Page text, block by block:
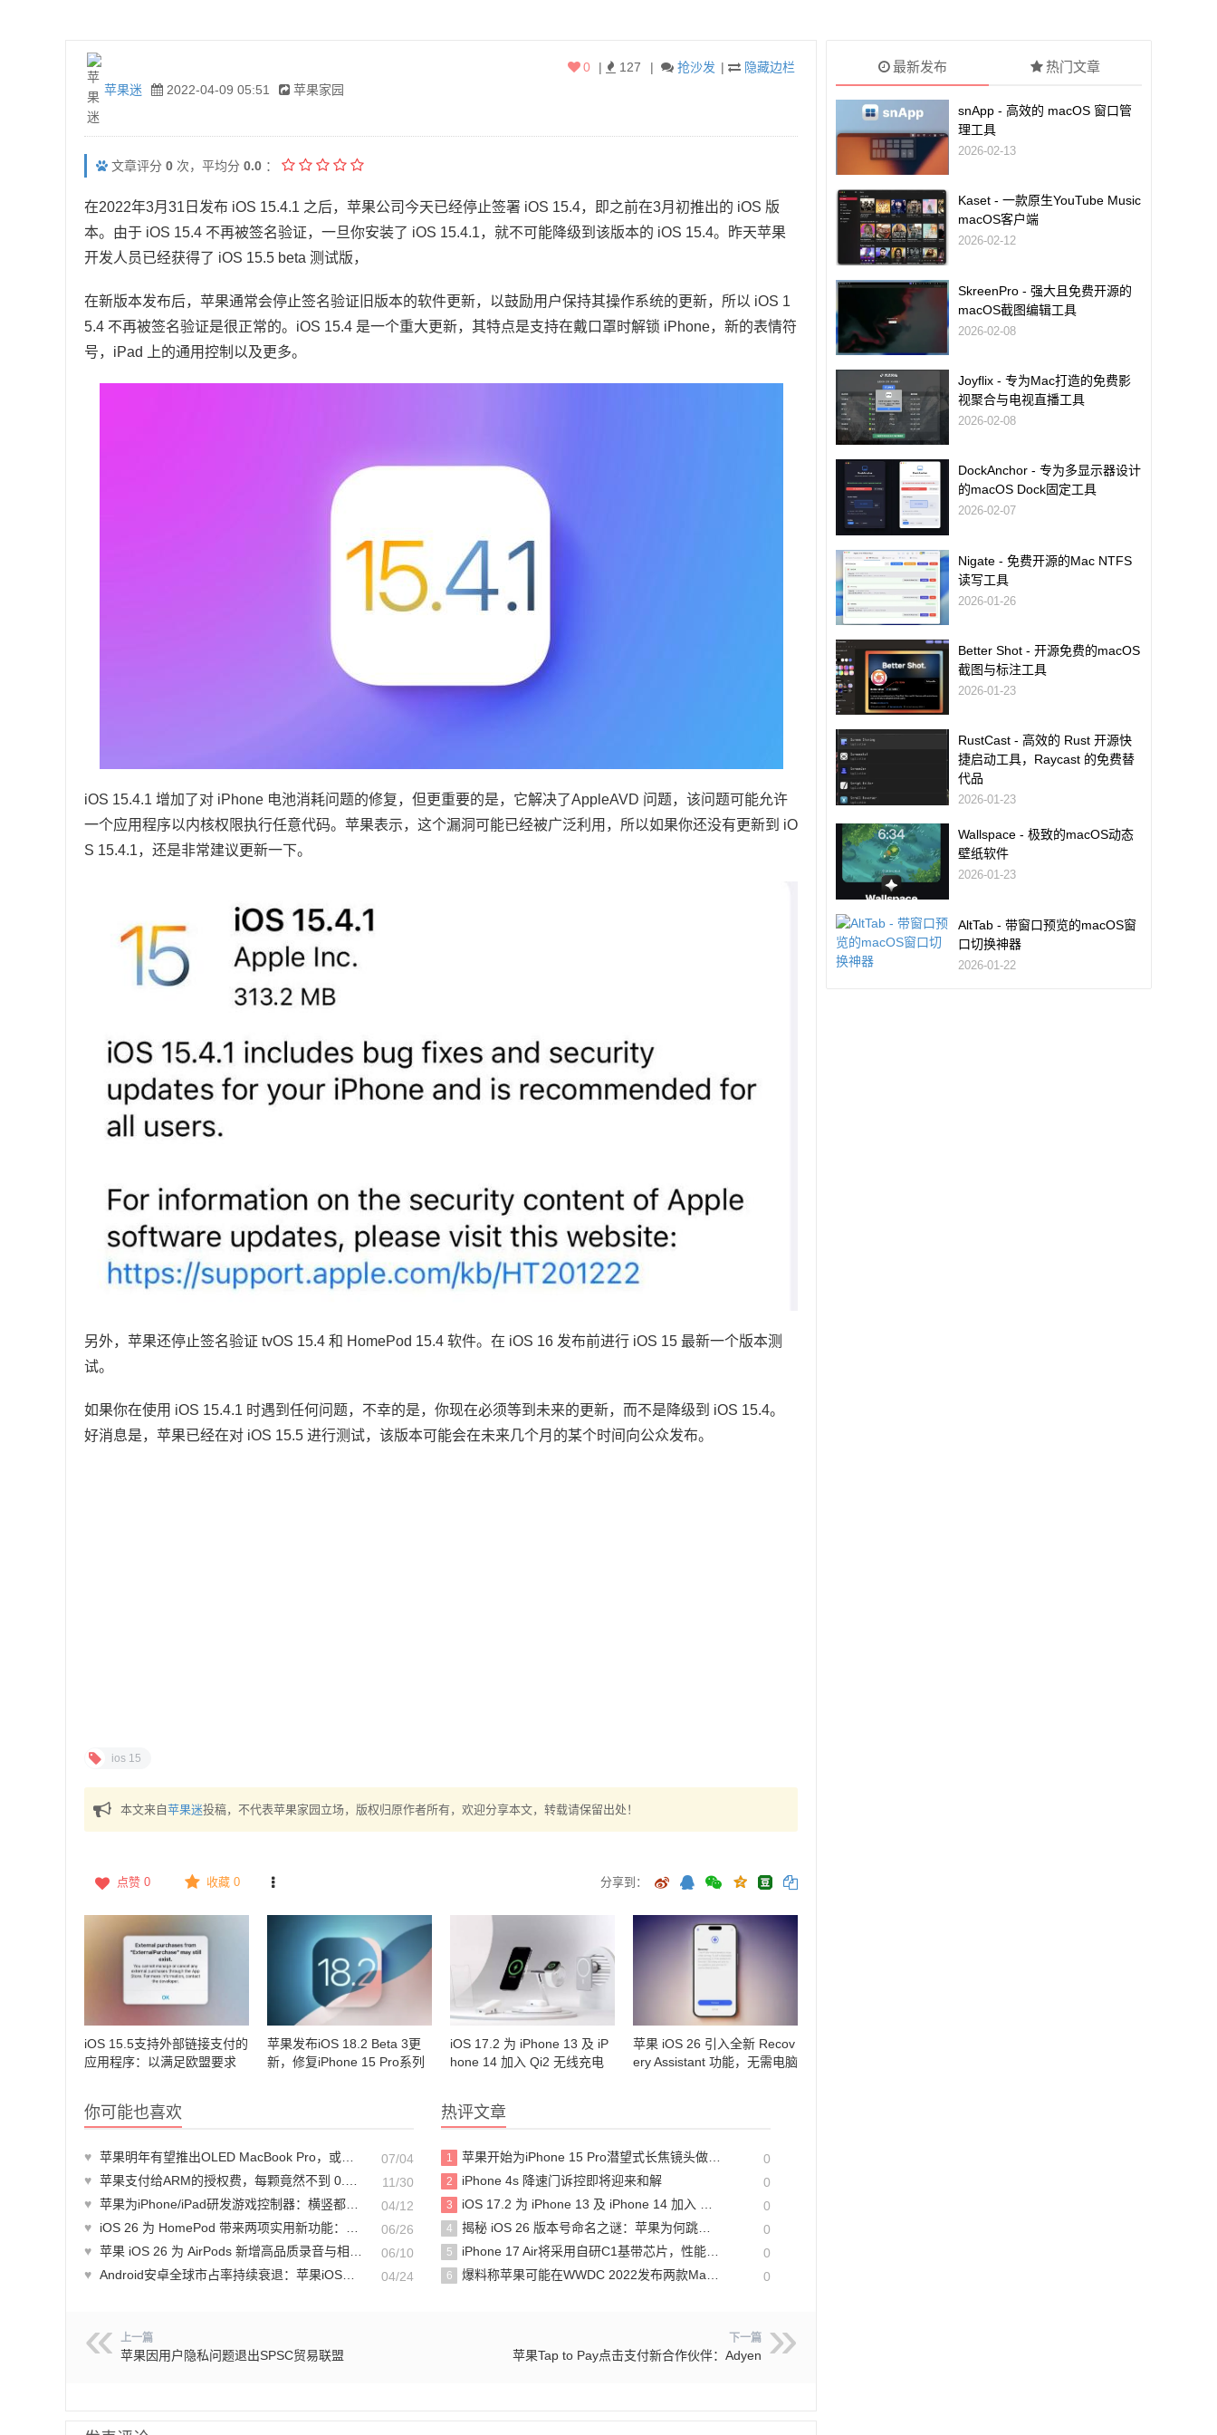
苹果迷 2022-04-09 05:51 苹果家园
| 隐藏边栏
| 抢沙发
| 127
0
文章评分 0 次，平均分 0.0 ：
在2022年3月31日发布 iOS 15.4.1 之后，苹果公司今天已经停止签署 iOS 15.4，即之前在3月初推出的 iOS 版
本。由于 iOS 15.4 不再被签名验证，一旦你安装了 iOS 15.4.1，就不可能降级到该版本的 iOS 15.4。昨天苹果
开发人员已经获得了 iOS 15.5 beta 测试版，
在新版本发布后，苹果通常会停止签名验证旧版本的软件更新，以鼓励用户保持其操作系统的更新，所以 iOS 1
5.4 不再被签名验证是很正常的。iOS 15.4 是一个重大更新，其特点是支持在戴口罩时解锁 iPhone，新的表情符
号，iPad 上的通用控制以及更多。
iOS 15.4.1 增加了对 iPhone 电池消耗问题的修复，但更重要的是，它解决了AppleAVD 问题，该问题可能允许
一个应用程序以内核权限执行任意代码。苹果表示，这个漏洞可能已经被广泛利用，所以如果你还没有更新到 iO
S 15.4.1，还是非常建议更新一下。
另外，苹果还停止签名验证 tvOS 15.4 和 HomePod 15.4 软件。在 iOS 16 发布前进行 iOS 15 最新一个版本测
试。
如果你在使用 iOS 15.4.1 时遇到任何问题，不幸的是，你现在必须等到未来的更新，而不是降级到 iOS 15.4。
好消息是，苹果已经在对 iOS 15.5 进行测试，该版本可能会在未来几个月的某个时间向公众发布。
ios 15
本文来自苹果迷投稿，不代表苹果家园立场，版权归原作者所有，欢迎分享本文，转载请保留出处！
点赞 0 收藏 0 分享到：
iOS 15.5支持外部链接支付的
应用程序：以满足欧盟要求
苹果发布iOS 18.2 Beta 3更
新，修复iPhone 15 Pro系列
iOS 17.2 为 iPhone 13 及 iP
hone 14 加入 Qi2 无线充电
苹果 iOS 26 引入全新 Recov
ery Assistant 功能，无需电脑
你可能也喜欢
♥ 苹果明年有望推出OLED MacBook Pro，或将告别刘海屏设计
07/04
♥ 苹果支付给ARM的授权费，每颗竟然不到 0.3 美元
11/30
♥ 苹果为iPhone/iPad研发游戏控制器：横竖都能玩
04/12
♥
iOS 26 为 HomePod 带来两项实用新功能：Wi-Fi设置优化与音乐过渡新功能
06/26
♥ 苹果 iOS 26 为 AirPods 新增高品质录音与相机遥控功能
06/10
♥ Android安卓全球市占率持续衰退：苹果iOS稳定增长 04/24
热评文章
1 苹果开始为iPhone 15 Pro潜望式长焦镜头做准备 0
2 iPhone 4s 降速门诉控即将迎来和解 0
3 iOS 17.2 为 iPhone 13 及 iPhone 14 加入 Qi2 无线充电支持 0
4 揭秘 iOS 26 版本号命名之谜：苹果为何跳过iOS 19? 0
5 iPhone 17 Air将采用自研C1基带芯片，性能效率双提升 0
6 爆料称苹果可能在WWDC 2022发布两款Mac产品 0
上一篇
苹果因用户隐私问题退出SPSC贸易联盟
下一篇
苹果Tap to Pay点击支付新合作伙伴：Adyen
最新发布 热门文章
snApp - 高效的 macOS 窗口管
理工具
2026-02-13
Kaset - 一款原生YouTube Music
macOS客户端
2026-02-12
SkreenPro - 强大且免费开源的
macOS截图编辑工具
2026-02-08
Joyflix - 专为Mac打造的免费影
视聚合与电视直播工具
2026-02-08
DockAnchor - 专为多显示器设计
的macOS Dock固定工具
2026-02-07
Nigate - 免费开源的Mac NTFS
读写工具
2026-01-26
Better Shot - 开源免费的macOS
截图与标注工具
2026-01-23
RustCast - 高效的 Rust 开源快
捷启动工具，Raycast 的免费替
代品
2026-01-23
Wallspace - 极致的macOS动态
壁纸软件
2026-01-23
AltTab - 带窗口预览的macOS窗
口切换神器
2026-01-22